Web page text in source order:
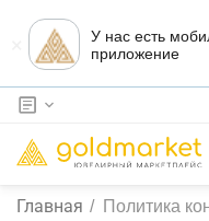
У нас есть
приложение
Главная / Политика